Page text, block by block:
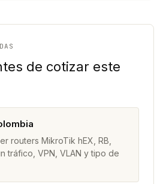
de cotizar este
routers MikroTik hEX, RB,
tráfico, VPN, VLAN y tipo de